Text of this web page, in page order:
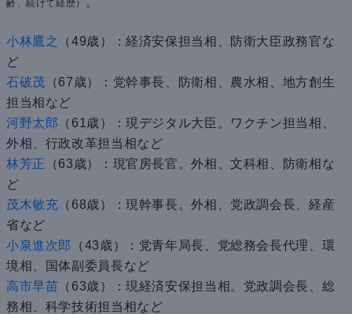
齢、続けて経歴）
小林鷹之
（49歳）：経済安保担当相、防衛大臣政務官な
ど
石破茂
（67歳）：党幹事長、防衛相、農水相、地方創生
担当相など
河野太郎 （61歳）：現デジタル大臣。ワクチン担当相、
外相、行政改革担当相など
林芳正
（63歳）：現官房長官。外相、文科相、防衛相な
ど
茂木敏充 （68歳）：現幹事長。外相、党政調会長、経産
省など
小泉進次郎
（43歳）：党青年局長、党総務会長代理、環
境相、国体副委員長など
高市早苗 （63歳）：現経済安保担当相。党政調会長、総
務相、科学技術担当相など